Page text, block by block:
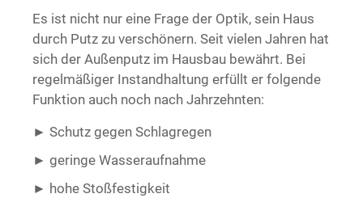
Es ist nicht nur eine Frage der Optik, sein Haus
durch Putz zu verschönern. Seit vielen Jahren hat
sich der Außenputz im Hausbau bewährt. Bei
regelmäßiger Instandhaltung erfüllt er folgende
Funktion auch noch nach Jahrzehnten:
Schutz gegen Schlagregen
geringe Wasseraufnahme
hohe Stoßfestigkeit